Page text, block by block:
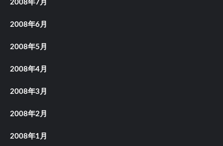
2008年7月
2008年6月
2008年5月
2008年4月
2008年3月
2008年2月
2008年1月